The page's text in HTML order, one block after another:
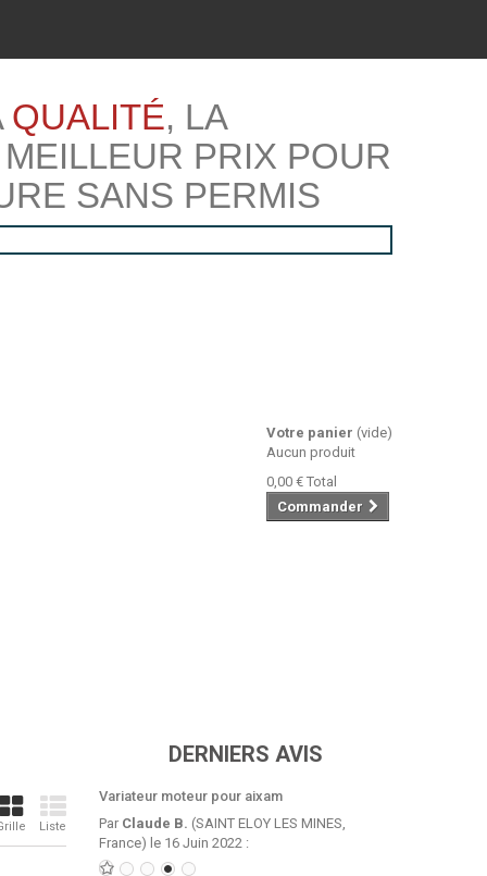
QUALITÉ, LA
PRIX POUR
SANS PERMIS
Votre panier (vide)
Aucun produit
0,00 € Total
Commander
Liste
DERNIERS AVIS
Variateur moteur pour aixam
Par Claude B. (SAINT ELOY LES MINES,
France) le 16 Juin 2022 :